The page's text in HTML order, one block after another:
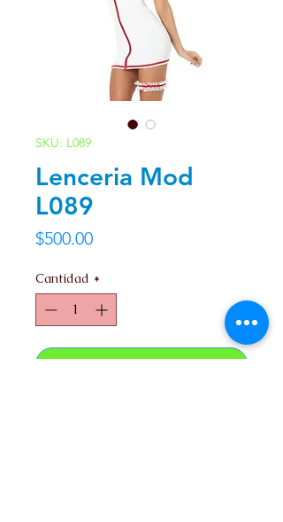
SKU: L089
Lenceria Mod
L089
$500.00Precio
Cantidad *
Agregar al carrito